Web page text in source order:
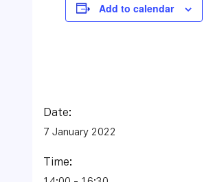
Add to calendar
Date:
7 January 2022
Time: